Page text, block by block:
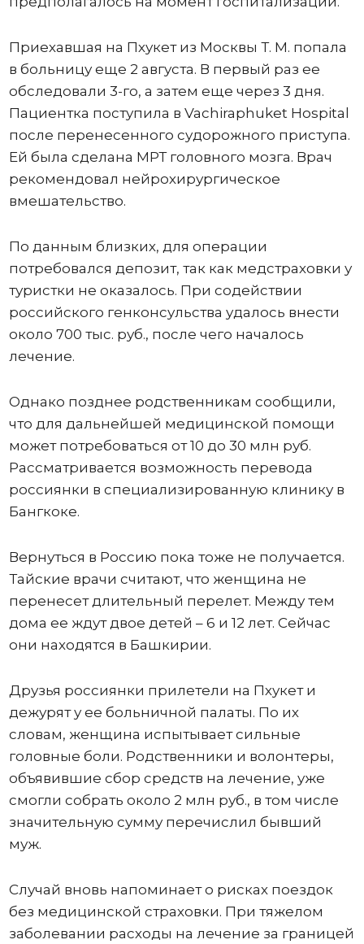
Приехавшая на Пхукет из Москвы Т. М. попала
в больницу еще 2 августа. В первый раз ее
обследовали 3-го, а затем еще через 3 дня.
Пациентка поступила в Vachiraphuket Hospital
после перенесенного судорожного приступа.
Ей была сделана МРТ головного мозга. Врач
рекомендовал нейрохирургическое
вмешательство.
По данным близких, для операции
потребовался депозит, так как медстраховки у
туристки не оказалось. При содействии
российского генконсульства удалось внести
около 700 тыс. руб., после чего началось
лечение.
Однако позднее родственникам сообщили,
что для дальнейшей медицинской помощи
может потребоваться от 10 до 30 млн руб.
Рассматривается возможность перевода
россиянки в специализированную клинику в
Бангкоке.
Вернуться в Россию пока тоже не получается.
Тайские врачи считают, что женщина не
перенесет длительный перелет. Между тем
дома ее ждут двое детей – 6 и 12 лет. Сейчас
они находятся в Башкирии.
Друзья россиянки прилетели на Пхукет и
дежурят у ее больничной палаты. По их
словам, женщина испытывает сильные
головные боли. Родственники и волонтеры,
объявившие сбор средств на лечение, уже
смогли собрать около 2 млн руб., в том числе
значительную сумму перечислил бывший
муж.
Случай вновь напоминает о рисках поездок
без медицинской страховки. При тяжелом
заболевании расходы на лечение за границей